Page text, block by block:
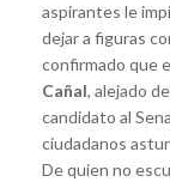
aspirantes le
dejar a figuras
confirmado que
Cañal, alejado
candidato al
ciudadanos
De quien no